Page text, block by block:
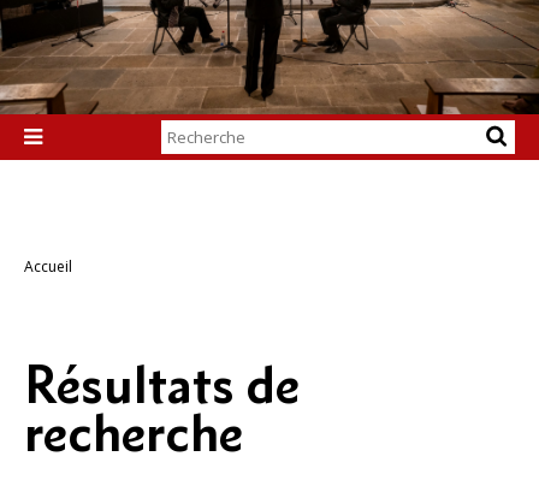

Chercher par
Recherche
Accueil
Résultats de
recherche